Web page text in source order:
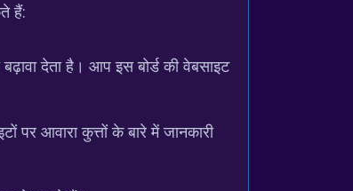
हैं:
देता है। आप इस बोर्ड की वेबसाइट
आवारा कुत्तों के बारे में जानकारी